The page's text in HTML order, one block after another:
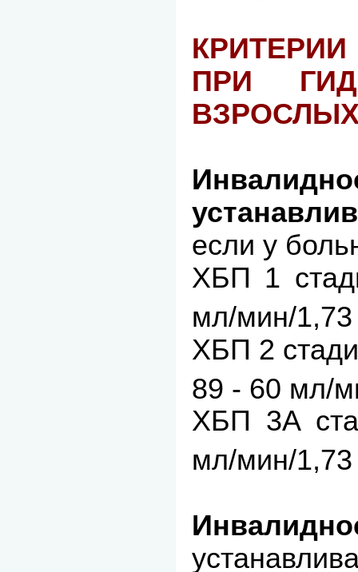
ПРИ
ВЗРОСЛЫХ
если у
ХБП 1
мл/мин/
ХБП 2
89 - 60 мл/
ХБП 3А
мл/мин/